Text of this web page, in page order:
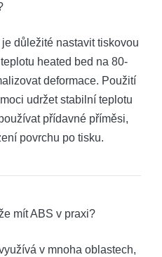
důležité nastavit tiskovou
heated bed na 80-
deformace. Použití
udržet stabilní teplotu
přídavné příměsi,
povrchu po tisku.
mít ABS v praxi?
v mnoha oblastech,